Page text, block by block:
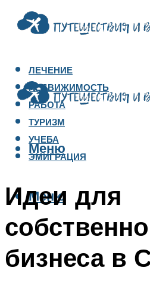
ЛЕЧЕНИЕ
НЕДВИЖИМОСТЬ
РАБОТА
ТУРИЗМ
УЧЕБА
ЭМИГРАЦИЯ
Меню
Меню
Идеи для
бизнеса в